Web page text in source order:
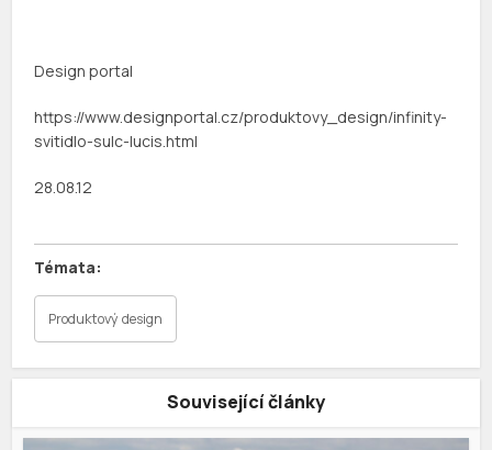
Design portal
https://www.designportal.cz/produktovy_design/infinity-
svitidlo-sulc-lucis.html
28.08.12
Produktový design
Související články